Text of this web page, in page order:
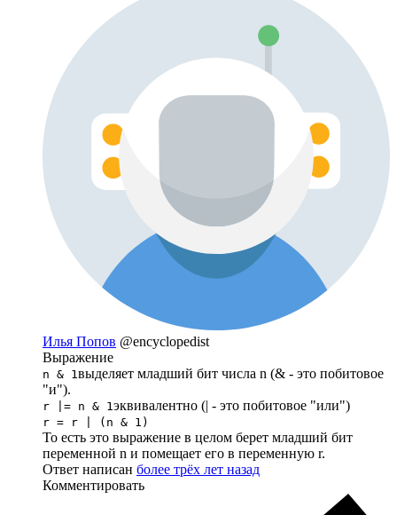
Илья Попов @encyclopedist
Выражение
n & 1выделяет младший бит числа n (& - это побитовое
"и").
r |= n & 1эквивалентно (| - это побитовое "или")
r = r | (n & 1)
То есть это выражение в целом берет младший бит
переменной n и помещает его в переменную r.
Ответ написан более трёх лет назад
Комментировать